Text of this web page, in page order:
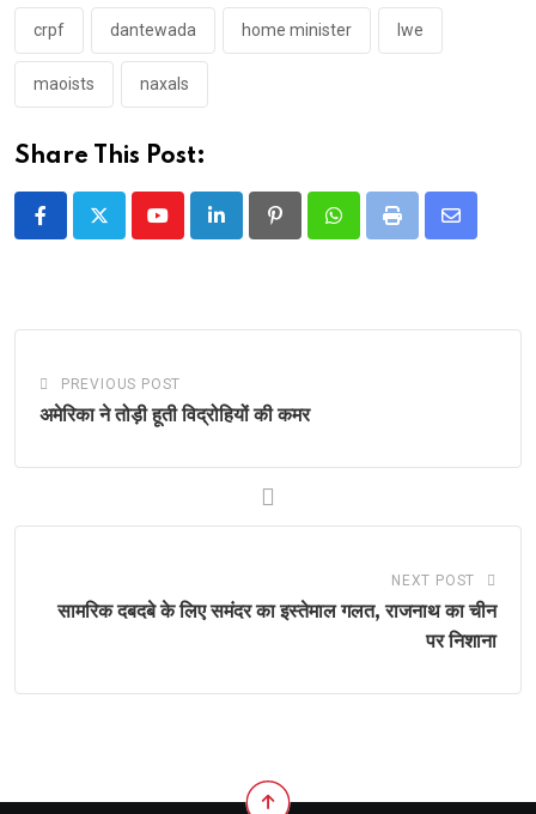
crpf dantewada home minister lwe
maoists naxals
Share This Post:
YoutubeLinkedIn PinterestWhatsappPrint
Share
PREVIOUS POST
अमेरिका ने तोड़ी हूती विद्रोहियों की कमर
NEXT POST
सामरिक दबदबे के लिए समंदर का इस्तेमाल गलत, राजनाथ का चीन
पर निशाना